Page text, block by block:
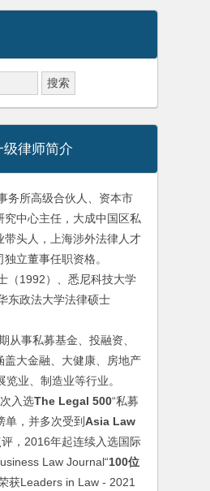
律师简介
务所高级合伙人、资本市
中心主任，大成中国区私
带头人，上海涉外法律人才
立董事任职资格。
1992）、悉尼科技大学
东政法大学法律硕士
事私募基金、投融资、
盖大金融、大健康、房地产
业、制造业等行业。
入选The Legal 500“私募
单，并多次受到Asia Law
，2016年起连续入选国际
Law Journal“100位
获Leaders in Law - 2021